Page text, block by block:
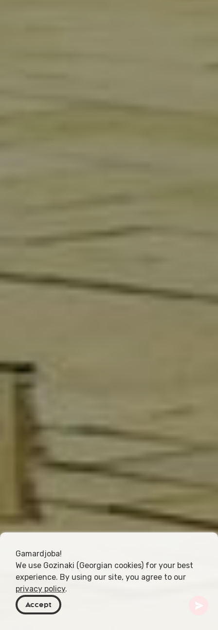
Gamardjoba!
We use Gozinaki (Georgian cookies) for your best
experience. By using our site, you agree to our
privacy policy.
Accept